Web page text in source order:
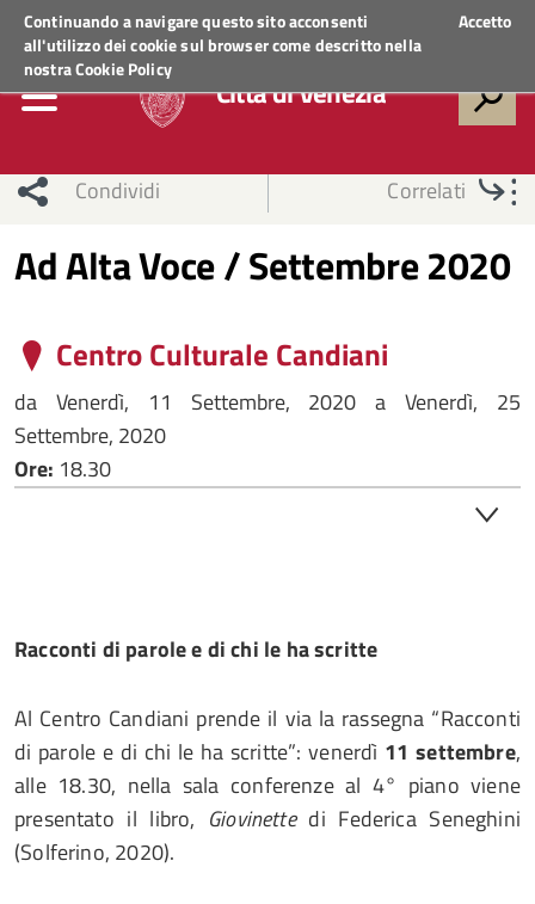
Continuando a navigare questo sito acconsenti
all'utilizzo dei cookie sul browser come descritto nella
nostraCookie Policy
Accetto
Regione VenetoACCEDI AI SERVIZI
Città di Venezia
Condividi Correlati
Ad Alta Voce / Settembre 2020
Centro Culturale Candiani
da Venerdì, 11 Settembre, 2020 aVenerdì, 25
Settembre, 2020
Ore: 18.30
Racconti di parole e di chi le ha scritte
Al Centro Candiani prende il via la rassegna “Racconti
di parole e di chi le ha scritte”: venerdì 11 settembre,
alle 18.30, nella sala conferenze al 4° piano viene
presentato il libro, Giovinettedi Federica Seneghini
(Solferino, 2020).